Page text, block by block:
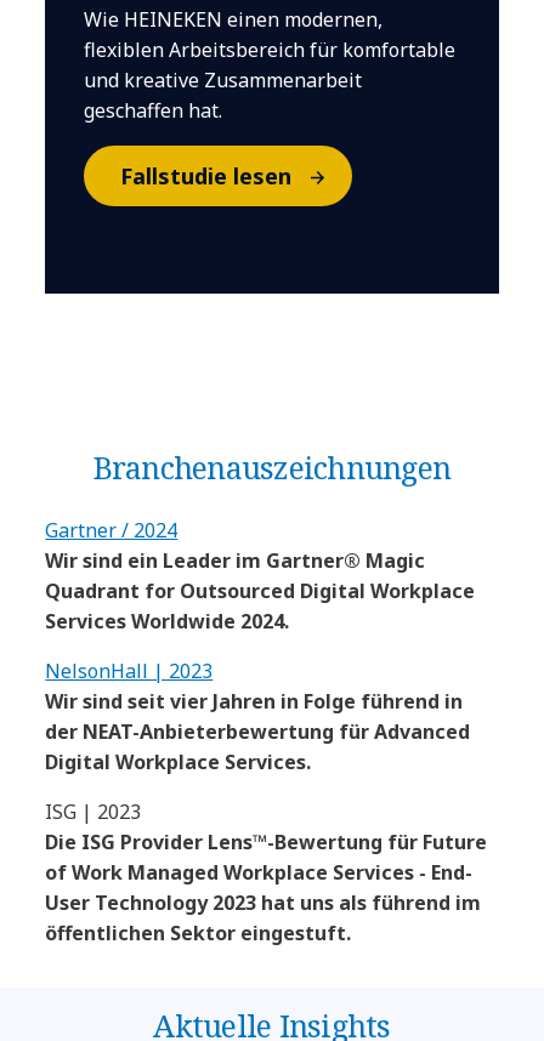
Wie HEINEKEN einen modernen,
flexiblen Arbeitsbereich für komfortable
und kreative Zusammenarbeit
geschaffen hat.
Fallstudie lesen
Branchen­auszeichnungen
Gartner / 2024
Wir sind ein Leader im Gartner® Magic
Quadrant for Outsourced Digital Workplace
Services Worldwide 2024.
NelsonHall | 2023
Wir sind seit vier Jahren in Folge führend in
der NEAT-Anbieterbewertung für Advanced
Digital Workplace Services.
ISG | 2023
Die ISG Provider Lens™-Bewertung für Future
of Work Managed Workplace Services - End-
User Technology 2023 hat uns als führend im
öffentlichen Sektor eingestuft.
Aktuelle Insights